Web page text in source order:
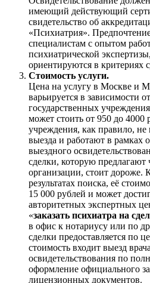
имеющий действующий
свидетельство об
«Психиатрия».
специалистам с опытом
психиатрической
ориентируются в критериях
Стоимость услуги.
Цена на услугу в Москве и
варьируется в зависимости
государственных
может стоить от 950 до 4000
учреждения, как правило, не
выезда и работают в рамках
выездного
сделки, которую
организации, стоит дороже.
результатах поиска, её
15 000 рублей и может
авторитетных экспертных
«заказать психиатра на
в офис к нотариусу или по
сделки предоставляется по
стоимость входит выезд
освидетельствования по
оформление официального
лицензионных документов.